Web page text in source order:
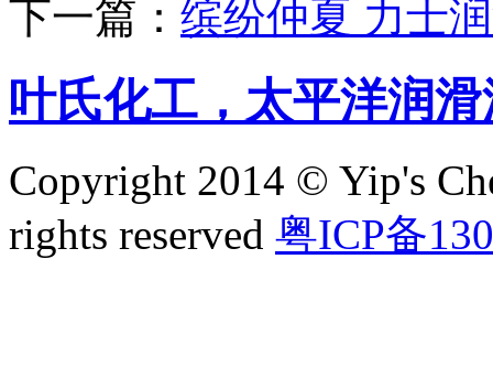
下一篇： 缤纷仲夏 力士
叶氏化工，太平洋润滑
Copyright 2014 © Yip's
rights reserved 粤ICP备